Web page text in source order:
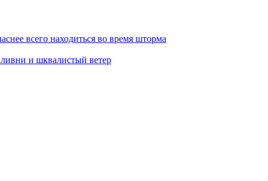
всего находиться во время шторма
и шквалистый ветер